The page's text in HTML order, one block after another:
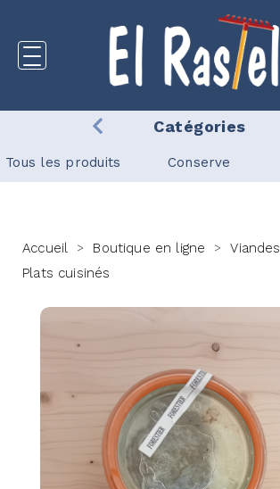
Catégories
Tous les produits Conserve
Accueil > Boutique en ligne > Viandes
Plats cuisinés